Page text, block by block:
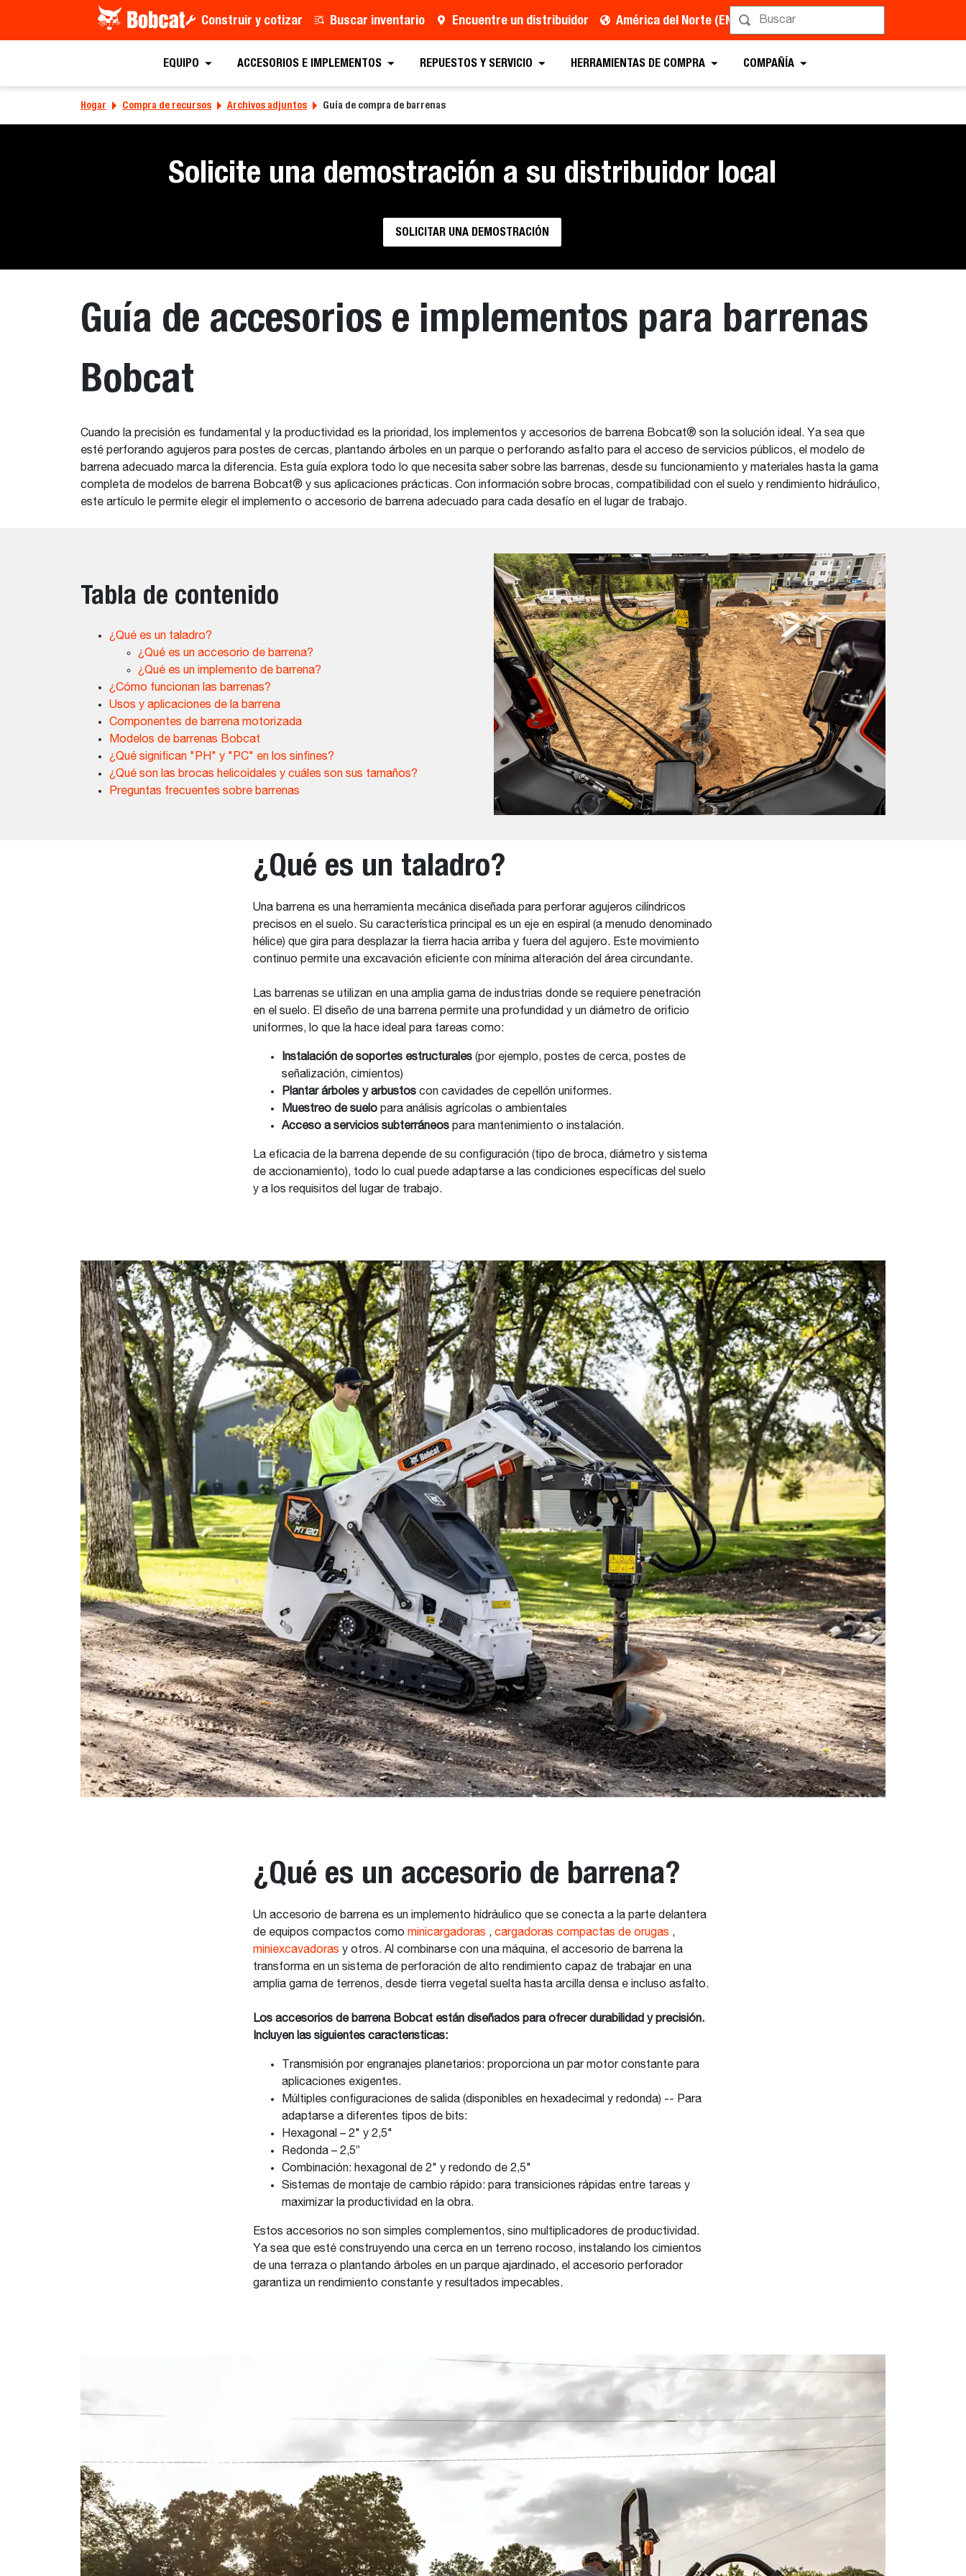
Construir y cotizar Buscar inventario Encuentre un distribuidor América del Norte (EN)
EQUIPO ACCESORIOS E IMPLEMENTOS REPUESTOS Y SERVICIO HERRAMIENTAS DE COMPRA COMPAÑÍA
Hogar Compra de recursos Archivos adjuntos Guía de compra de barrenas
Solicite una demostración a su distribuidor local
SOLICITAR UNA DEMOSTRACIÓN
Guía de accesorios e implementos para barrenas
Bobcat
Cuando la precisión es fundamental y la productividad es la prioridad, los implementos y accesorios de barrena Bobcat® son la solución ideal. Ya sea que
esté perforando agujeros para postes de cercas, plantando árboles en un parque o perforando asfalto para el acceso de servicios públicos, el modelo de
barrena adecuado marca la diferencia. Esta guía explora todo lo que necesita saber sobre las barrenas, desde su funcionamiento y materiales hasta la gama
completa de modelos de barrena Bobcat® y sus aplicaciones prácticas. Con información sobre brocas, compatibilidad con el suelo y rendimiento hidráulico,
este artículo le permite elegir el implemento o accesorio de barrena adecuado para cada desafío en el lugar de trabajo.
Tabla de contenido
¿Qué es un taladro?
¿Qué es un accesorio de barrena?
¿Qué es un implemento de barrena?
¿Cómo funcionan las barrenas?
Usos y aplicaciones de la barrena
Componentes de barrena motorizada
Modelos de barrenas Bobcat
¿Qué significan "PH" y "PC" en los sinfines?
¿Qué son las brocas helicoidales y cuáles son sus tamaños?
Preguntas frecuentes sobre barrenas
¿Qué es un taladro?
Una barrena es una herramienta mecánica diseñada para perforar agujeros cilíndricos
precisos en el suelo. Su característica principal es un eje en espiral (a menudo denominado
hélice) que gira para desplazar la tierra hacia arriba y fuera del agujero. Este movimiento
continuo permite una excavación eficiente con mínima alteración del área circundante.
Las barrenas se utilizan en una amplia gama de industrias donde se requiere penetración
en el suelo. El diseño de una barrena permite una profundidad y un diámetro de orificio
uniformes, lo que la hace ideal para tareas como:
Instalación de soportes estructurales(por ejemplo, postes de cerca, postes de
señalización, cimientos)
Plantar árboles y arbustoscon cavidades de cepellón uniformes.
Muestreo de suelopara análisis agrícolas o ambientales
Acceso a servicios subterráneospara mantenimiento o instalación.
La eficacia de la barrena depende de su configuración (tipo de broca, diámetro y sistema
de accionamiento), todo lo cual puede adaptarse a las condiciones específicas del suelo
y a los requisitos del lugar de trabajo.
¿Qué es un accesorio de barrena?
Un accesorio de barrena es un implemento hidráulico que se conecta a la parte delantera
de equipos compactos como minicargadoras , cargadoras compactas de orugas ,
miniexcavadoras y otros. Al combinarse con una máquina, el accesorio de barrena la
transforma en un sistema de perforación de alto rendimiento capaz de trabajar en una
amplia gama de terrenos, desde tierra vegetal suelta hasta arcilla densa e incluso asfalto.
Los accesorios de barrena Bobcat están diseñados para ofrecer durabilidad y precisión.
Incluyen las siguientes características:
Transmisión por engranajes planetarios: proporciona un par motor constante para
aplicaciones exigentes.
Múltiples configuraciones de salida (disponibles en hexadecimal y redonda) -- Para
adaptarse a diferentes tipos de bits:
Hexagonal – 2" y 2,5"
Redonda – 2,5”
Combinación: hexagonal de 2" y redondo de 2,5"
Sistemas de montaje de cambio rápido: para transiciones rápidas entre tareas y
maximizar la productividad en la obra.
Estos accesorios no son simples complementos, sino multiplicadores de productividad.
Ya sea que esté construyendo una cerca en un terreno rocoso, instalando los cimientos
de una terraza o plantando árboles en un parque ajardinado, el accesorio perforador
garantiza un rendimiento constante y resultados impecables.